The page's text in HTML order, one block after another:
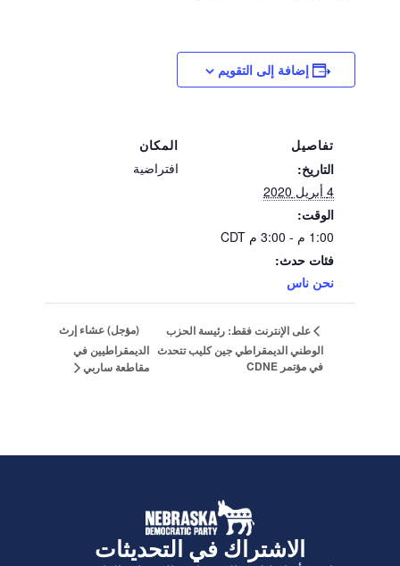
إضافة إلى التقويم
تفاصيل
التاريخ:
4 أبريل 2020
الوقت:
1:00 م - 3:00 م
CDT
فئات حدث:
نحن ناس
المكان
افتراضية
على الإنترنت فقط: رئيسة الحزب
الوطني الديمقراطي جين كليب تتحدث
في مؤتمر CDNE
(مؤجل) عشاء إرث
الديمقراطيين في
مقاطعة ساربي
الاشتراك في التحديثات